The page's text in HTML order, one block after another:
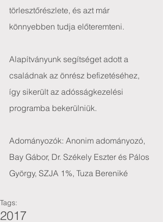
törlesztőrészlete, és azt már
könnyebben tudja előteremteni.
Alapítványunk segítséget adott a
családnak az önrész befizetéséhez,
így sikerült az adósságkezelési
programba bekerülniük.
Adományozók: Anonim adományozó,
Bay Gábor, Dr. Székely Eszter és Pálos
György, SZJA 1%, Tuza Bereniké
Tags:
2017